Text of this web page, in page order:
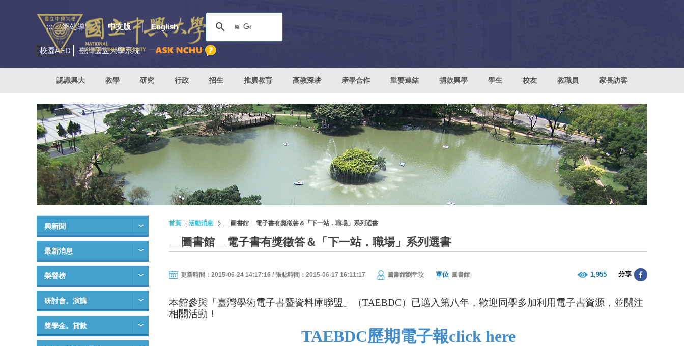
::: 網站導覽 中文版 English
校園AED 臺灣國立大學系統
認識興大 教學 研究 行政 招生 推廣教育 高教深耕 產學合作 重要連結 捐款興學 學生 校友 教職員 家長訪客
興新聞
最新消息
榮譽榜
研討會。演講
獎學金。貸款
首頁 活動消息 __圖書館__電子書有獎徵答＆「下一站．職場」系列選書
__圖書館__電子書有獎徵答＆「下一站．職場」系列選書
更新時間：2015-06-24 14:17:16 / 張貼時間：2015-06-17 16:11:17 圖書館劉幸玟 單位 圖書館 1,955 分享
本館參與「臺灣學術電子書暨資料庫聯盟」（TAEBDC）已邁入第八年，歡迎同學多加利用電子書資源，並關注
相關活動！
TAEBDC歷期電子報click here